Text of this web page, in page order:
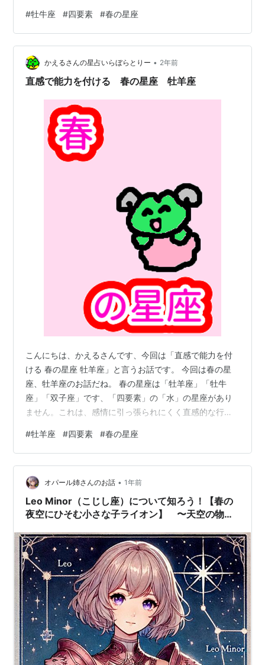
座はタロットカードでも「５」「６」「７」と対応しま
す、「６」は「太陽的」なピップカードですからね。 季
節の真ん中だから、終わりを気にせず追求するイメージ
なのです。 なるほど。 では、今回は「やりたくないこと
はしたくない 春の星座 牡牛座」というお話です。
#牡牛座 #四要素 #春の星座
かえるさんの星占いらぼらとりー • 2年前
直感で能力を付ける 春の星座 牡羊座
こんにちは、かえるさんです、今回は「直感で能力を付
ける 春の星座 牡羊座」と言うお話です。 今回は春の星
座、牡羊座のお話だね。 春の星座は「牡羊座」「牡牛
座」「双子座」です、「四要素」の「水」の星座があり
ません。これは、感情に引っ張られにくく直感的な行
も、星座の性質に影響するんだね。 そうです、そして季
節の分け方は、タロットカードの「エース」「プリンセ
ス（ペイジ）」とも対応しています。 なるほど。 そうい
う意味では「春の星座」は「円盤のエース」「円盤の王
女（金貨の従者）」と対応しています。 直感の「火」じ
ゃないんだね。 そうです、「季節の星…
#牡羊座 #四要素 #春の星座
オパール姉さんのお話 • 1年前
Leo Minor（こじし座）について知ろう！【春の
夜空にひそむ小さな子ライオン】 〜天空の物語